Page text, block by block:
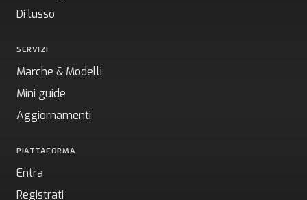
Di lusso
SERVIZI
Marche & Modelli
Mini guide
Aggiornamenti
PIATTAFORMA
Entra
Registrati